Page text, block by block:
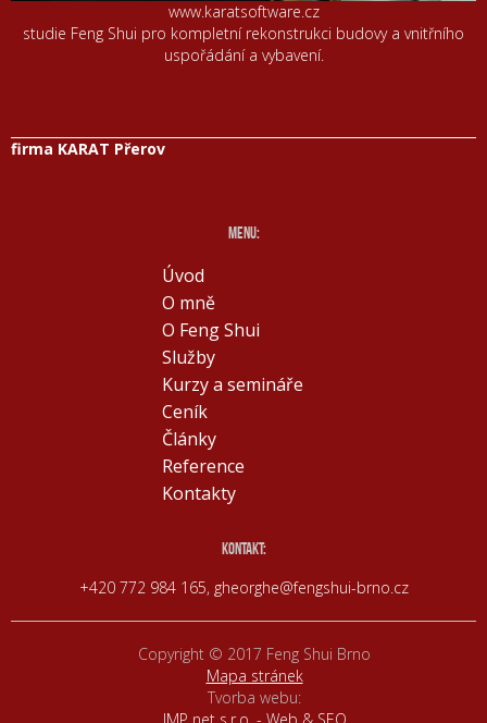
www.karatsoftware.cz
studie Feng Shui pro kompletní rekonstrukci budovy a vnitřního
uspořádání a vybavení.
firma KARAT Přerov
menu:
Úvod
O mně
O Feng Shui
Služby
Kurzy a semináře
Ceník
Články
Reference
Kontakty
kontakt:
+420 772 984 165, gheorghe@fengshui-brno.cz
Copyright © 2017 Feng Shui Brno
Mapa stránek
Tvorba webu: